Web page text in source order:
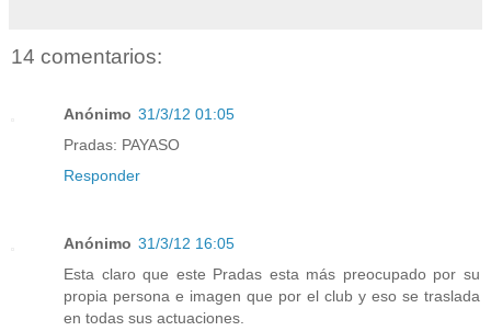
14 comentarios:
Anónimo 31/3/12 01:05
Pradas: PAYASO
Responder
Anónimo 31/3/12 16:05
Esta claro que este Pradas esta más preocupado por su
propia persona e imagen que por el club y eso se traslada
en todas sus actuaciones.